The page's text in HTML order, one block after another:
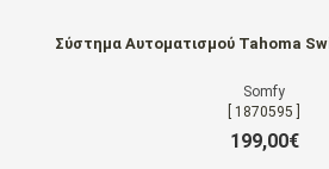
Σύστημα Αυτοματισμού Tahoma
Somfy
[ 1870595 ]
199,00€